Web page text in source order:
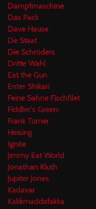
Dampfmaschine
Das Pack
Dave Hause
De Staat
Die Schröders
Dritte Wahl
Eat the Gun
Enter Shikari
Feine Sahne Fischfilet
Fiddler's Green
Frank Turner
Heising
Ignite
Jimmy Eat World
Jonathan Kluth
Jupiter Jones
Kadavar
Kakkmaddafakka